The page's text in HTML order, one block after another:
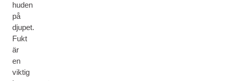
huden
på
djupet.
Fukt
är
en
viktig